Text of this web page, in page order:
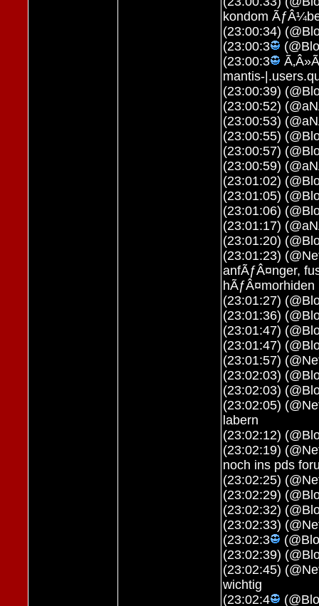
kondom
(23:00:34)
(23:00:3
(23:00:3
mantis-
(23:00:39)
(23:00:52)
(23:00:53)
(23:00:55)
(23:00:57)
(23:00:59)
(23:01:02)
(23:01:05)
(23:01:06)
(23:01:17)
(23:01:20)
(23:01:23)
anfÃƒÂ¤nger,
(23:01:27)
(23:01:36)
(23:01:47)
(23:01:47)
(23:01:57)
(23:02:03)
(23:02:03)
(23:02:05)
labern
(23:02:12)
(23:02:19)
noch ins pds
(23:02:25)
(23:02:29)
(23:02:32)
(23:02:33)
(23:02:3
(23:02:39)
(23:02:45)
wichtig
(23:02:4